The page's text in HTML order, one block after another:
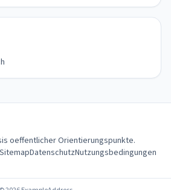
oeffentlicher Orientierungspunkte.
SitemapDatenschutzNutzungsbedingungen